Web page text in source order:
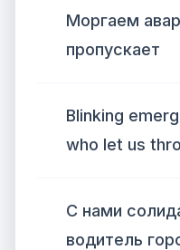
Моргаем
пропускает
Blinking
who let us
С нами
водитель